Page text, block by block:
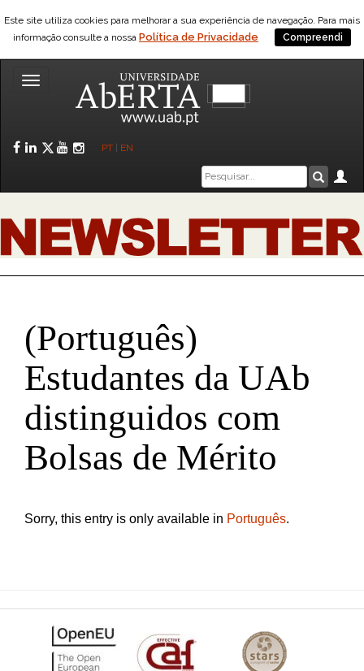
Este site utiliza cookies para melhorar a sua experiência de navegação. Para mais
informação consulte a nossa Política de Privacidade Compreendi
Toggle
Facebook
LinkedIn
Twitter
YouTube
Instagram
PT EN
Caixa
de
(Português)
Estudantes da UAb
distinguidos com
Bolsas de Mérito
Sorry, this entry is only available in Português.